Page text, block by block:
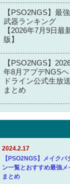
【PSO2NGS】最強
武器ランキング
【2026年7月9日最
版】
【PSO2NGS】
年8月アプデNGSヘ
ドライン公式生放送
まとめ
2024.2.17
【PSO2NGS】メイクパ
ン一覧とおすすめ最強メ
まとめ